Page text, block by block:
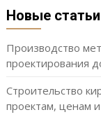
Новые статьи
Производство
проектирования
Строительство
проектам, ценам